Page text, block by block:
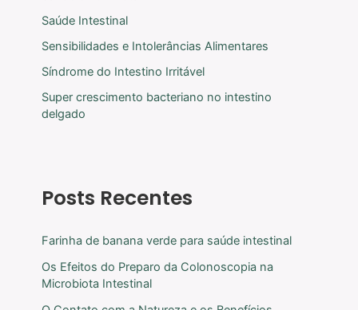
Saúde Intestinal
Sensibilidades e Intolerâncias Alimentares
Síndrome do Intestino Irritável
Super crescimento bacteriano no intestino
delgado
Posts Recentes
Farinha de banana verde para saúde intestinal
Os Efeitos do Preparo da Colonoscopia na
Microbiota Intestinal